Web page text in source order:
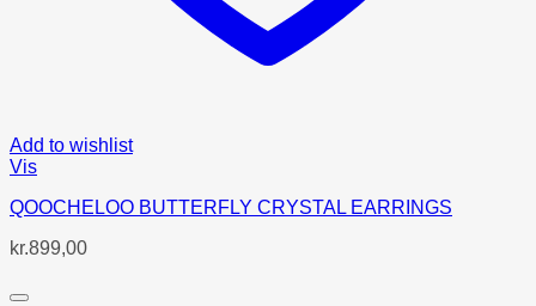
Add to wishlist
Vis
QOOCHELOO BUTTERFLY CRYSTAL EARRINGS
kr.899,00